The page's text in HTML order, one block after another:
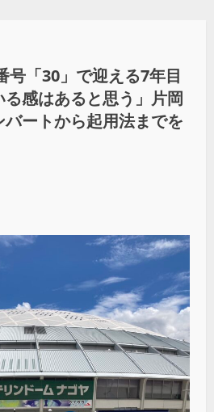
号「30」で迎える7年目
る感はあると思う」片岡
ートから起用法までを